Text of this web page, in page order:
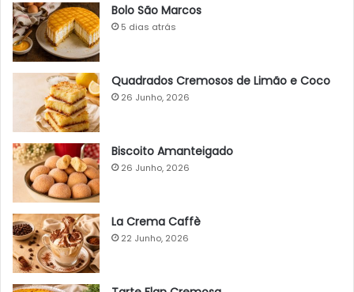
Bolo São Marcos
5 dias atrás
Quadrados Cremosos de Limão e Coco
26 Junho, 2026
Biscoito Amanteigado
26 Junho, 2026
La Crema Caffè
22 Junho, 2026